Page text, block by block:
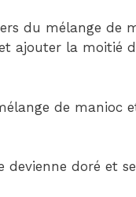
du mélange de
ajouter la moitié
de manioc
doré et